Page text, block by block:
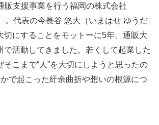
販支援事業を行う福岡の株式会社
。代表の今長谷 悠大（いまはせ ゆうだ
切にすることをモットーに5年、通販大
で活動してきました。若くして起業した
そこまで“人”を大切にしようと思ったの
で起こった紆余曲折や想いの根源につ